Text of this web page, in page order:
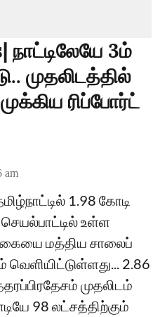
3ம்
முதலிடத்தில்
ரிப்போர்ட்
am
1.98 கோடி
உள்ள
மத்திய சாலைப்
2.86
முதலிடம்
98 லட்சத்திற்கும்